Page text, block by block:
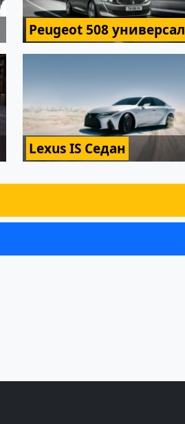
Peugeot 508 универсал
Lexus IS Седан